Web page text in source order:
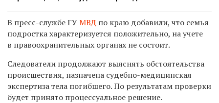
В пресс-службе ГУМВД по краю добавили, что семья
подростка характеризуется положительно, на учете
в правоохранительных органах не состоит.
Следователи продолжают выяснять обстоятельства
происшествия, назначена судебно-медицинская
экспертиза тела погибшего. По результатам проверки
будет принято процессуальное решение.